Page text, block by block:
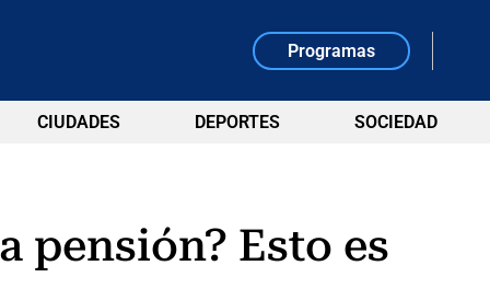
Programas
CIUDADES DEPORTES SOCIEDAD
pensión? Esto es